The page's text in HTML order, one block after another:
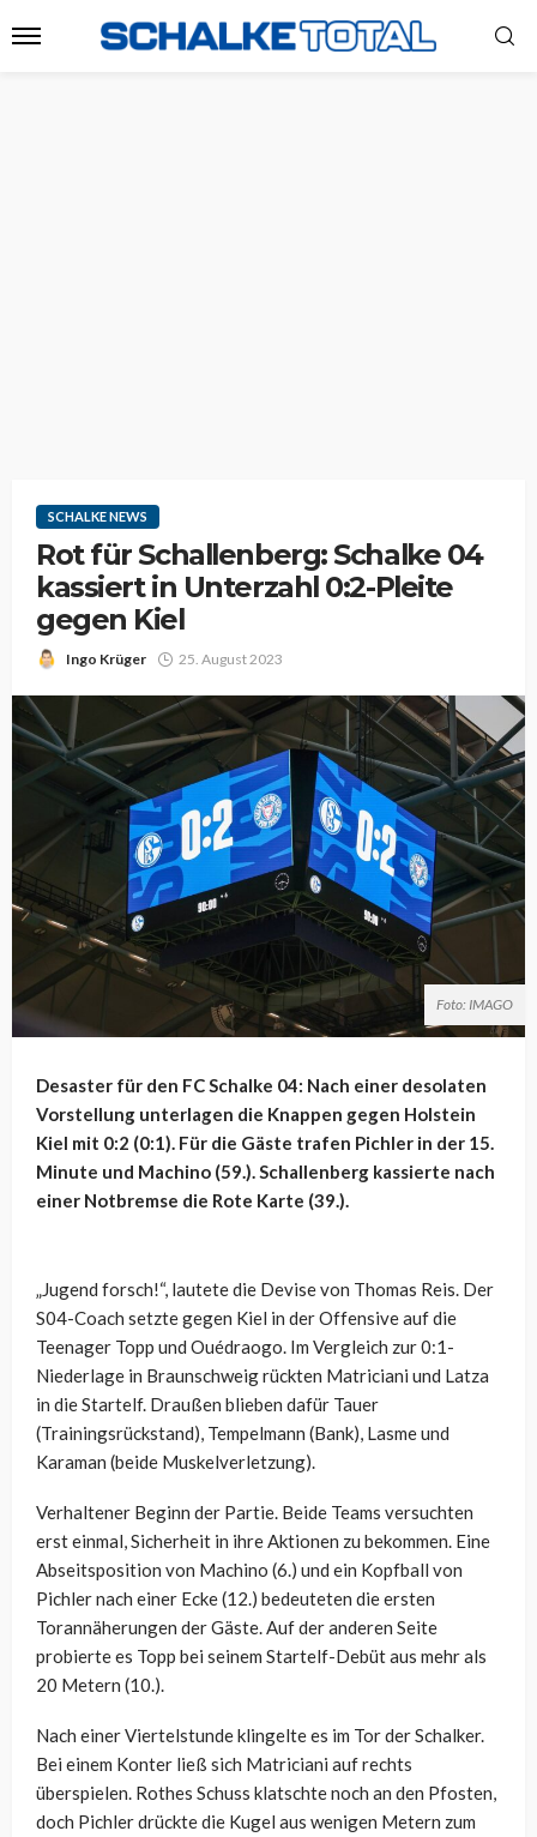
SCHALKE NEWS
Rot für Schallenberg: Schalke 04
kassiert in Unterzahl 0:2-Pleite
gegen Kiel
Ingo Krüger 25. August 2023
Foto: IMAGO
Desaster für den FC Schalke 04: Nach einer desolaten
Vorstellung unterlagen die Knappen gegen Holstein
Kiel mit 0:2 (0:1). Für die Gäste trafen Pichler in der 15.
Minute und Machino (59.). Schallenberg kassierte nach
einer Notbremse die Rote Karte (39.).
„Jugend forsch!“, lautete die Devise von Thomas Reis. Der
S04-Coach setzte gegen Kiel in der Offensive auf die
Teenager Topp und Ouédraogo. Im Vergleich zur 0:1-
Niederlage in Braunschweig rückten Matriciani und Latza
in die Startelf. Draußen blieben dafür Tauer
(Trainingsrückstand), Tempelmann (Bank), Lasme und
Karaman (beide Muskelverletzung).
Verhaltener Beginn der Partie. Beide Teams versuchten
erst einmal, Sicherheit in ihre Aktionen zu bekommen. Eine
Abseitsposition von Machino (6.) und ein Kopfball von
Pichler nach einer Ecke (12.) bedeuteten die ersten
Torannäherungen der Gäste. Auf der anderen Seite
probierte es Topp bei seinem Startelf-Debüt aus mehr als
20 Metern (10.).
Nach einer Viertelstunde klingelte es im Tor der Schalker.
Bei einem Konter ließ sich Matriciani auf rechts
überspielen. Rothes Schuss klatschte noch an den Pfosten,
doch Pichler drückte die Kugel aus wenigen Metern zum